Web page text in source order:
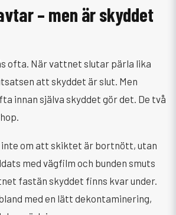
– men är skyddet
ofta. När vattnet slutar pärla lika
att skyddet är slut. Men
innan själva skyddet gör det. De två
om att skiktet är bortnött, utan
med vägfilm och bunden smuts
fastän skyddet finns kvar under.
med en lätt dekontaminering,